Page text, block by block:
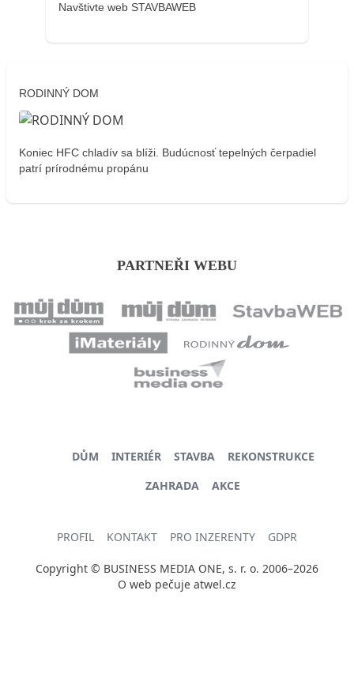
Navštivte web STAVBAWEB
RODINNÝ DOM
Koniec HFC chladív sa blíži. Budúcnosť tepelných čerpadiel
patrí prírodnému propánu
PARTNEŘI WEBU
DŮM INTERIÉR STAVBA
REKONSTRUKCE
ZAHRADA
AKCE
PROFIL KONTAKT PRO INZERENTY GDPR
Copyright © BUSINESS MEDIA ONE, s. r. o. 2006–2026